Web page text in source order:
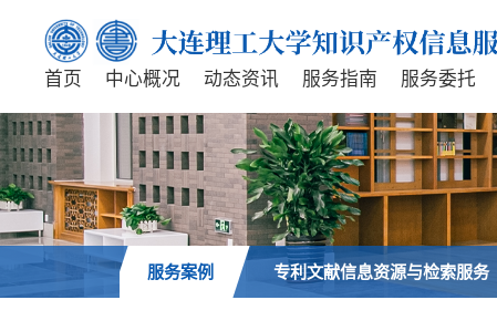
首页 中心概况 动态资讯 服务指南 服务委托
服务案例 专利文献信息资源与检索服务